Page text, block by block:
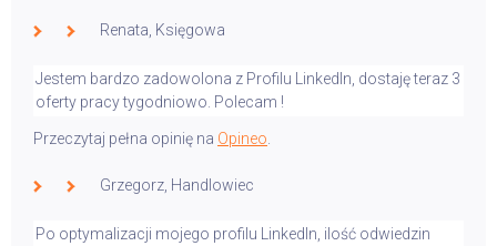
Renata, Księgowa
Jestem bardzo zadowolona z Profilu LinkedIn, dostaję teraz 3
oferty pracy tygodniowo. Polecam !
Przeczytaj pełna opinię na Opineo
Grzegorz, Handlowiec
Po optymalizacji mojego profilu LinkedIn, ilość odwiedzin